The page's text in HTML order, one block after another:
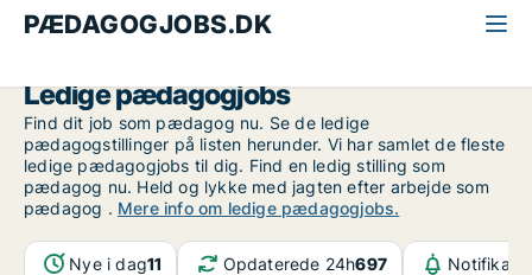
PÆDAGOGJOBS.DK
Ledige pædagogjobs
Find dit job som pædagog nu. Se de ledige
pædagogstillinger på listen herunder. Vi har samlet de fleste
ledige pædagogjobs til dig. Find en ledig stilling som
pædagog nu. Held og lykke med jagten efter arbejde som
pædagog . Mere info om ledige pædagogjobs.
Nye i dag11 Opdaterede 24h697